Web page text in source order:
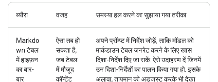
ब्यौरा वजह समस्या हल करने का सुझाया गया तरीका
Markdo
wn टेबल
में हाइफ़न
का बार-
बार
ऐसा तब हो
सकता है,
जब टेबल
में मौजूद
कॉन्टेंट
अपने प्रॉम्प्ट में निर्देश जोड़ें, ताकि मॉडल को
मार्कडाउन टेबल जनरेट करने के लिए खास
दिशा-निर्देश दिए जा सकें. ऐसे उदाहरण दें जिनमें
उन दिशा-निर्देशों का पालन किया गया हो. इसके
अलावा, तापमान को अडजस्ट करके भी देखा